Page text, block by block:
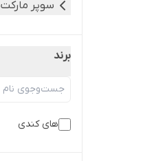
سوپر مارکت
برند
های کندی